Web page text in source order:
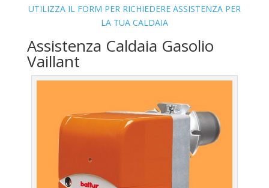
UTILIZZA IL FORM PER RICHIEDERE ASSISTENZA PER
LA TUA CALDAIA
Assistenza Caldaia Gasolio
Vaillant